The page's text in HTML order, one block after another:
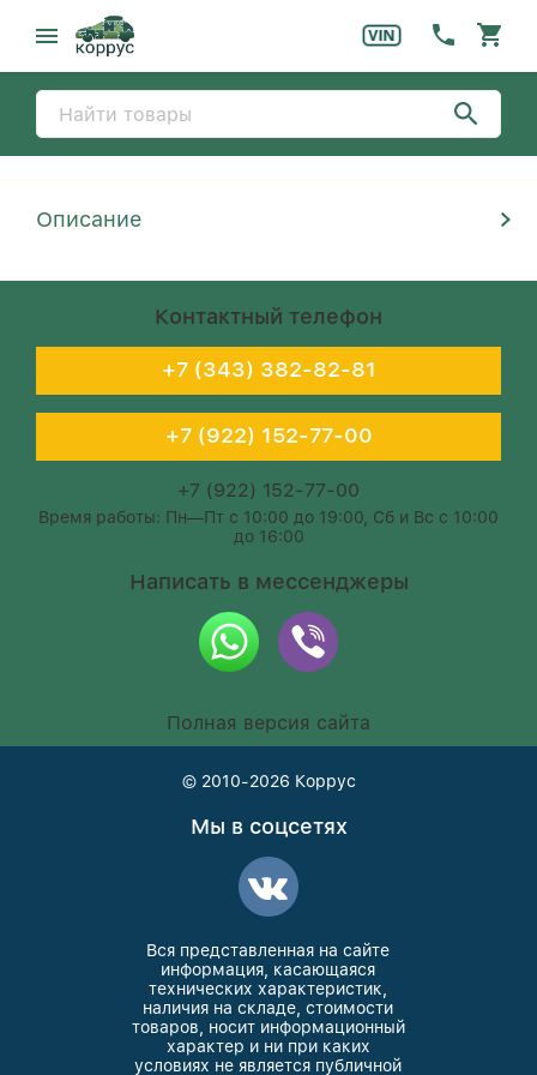
Описание
Контактный телефон
+7 (343) 382-82-81
+7 (922) 152-77-00
+7 (922) 152-77-00
Время работы: Пн—Пт с 10:00 до 19:00, Сб и Вс с 10:00
до 16:00
Написать в мессенджеры
Полная версия сайта
© 2010-2026 Коррус
Мы в соцсетях
Вся представленная на сайте
информация, касающаяся
технических характеристик,
наличия на складе, стоимости
товаров, носит информационный
характер и ни при каких
условиях не является публичной